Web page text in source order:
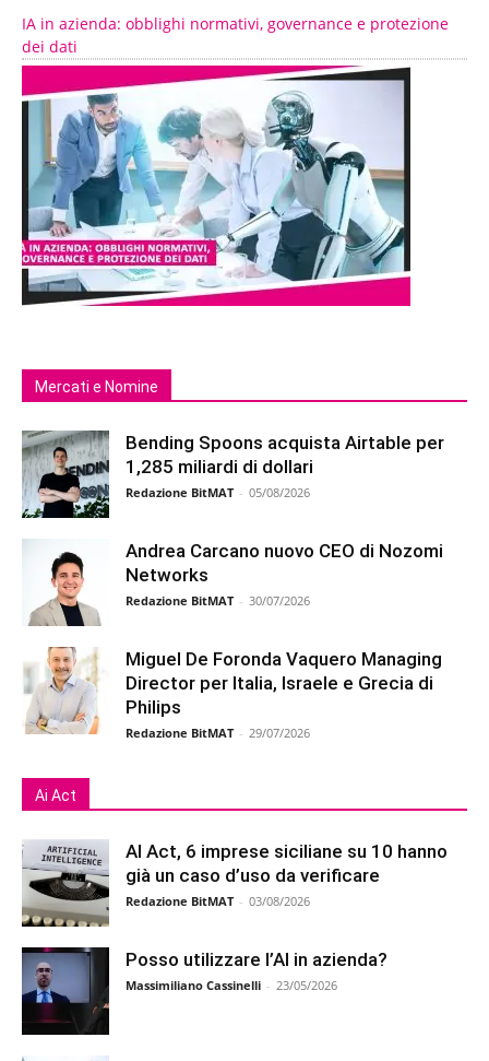
IA in azienda: obblighi normativi, governance e protezione
dei dati
Mercati e Nomine
Bending Spoons acquista Airtable per
1,285 miliardi di dollari
Redazione BitMAT - 05/08/2026
Andrea Carcano nuovo CEO di Nozomi
Networks
Redazione BitMAT - 30/07/2026
Miguel De Foronda Vaquero Managing
Director per Italia, Israele e Grecia di
Philips
Redazione BitMAT - 29/07/2026
Ai Act
AI Act, 6 imprese siciliane su 10 hanno
già un caso d’uso da verificare
Redazione BitMAT - 03/08/2026
Posso utilizzare l’AI in azienda?
Massimiliano Cassinelli - 23/05/2026